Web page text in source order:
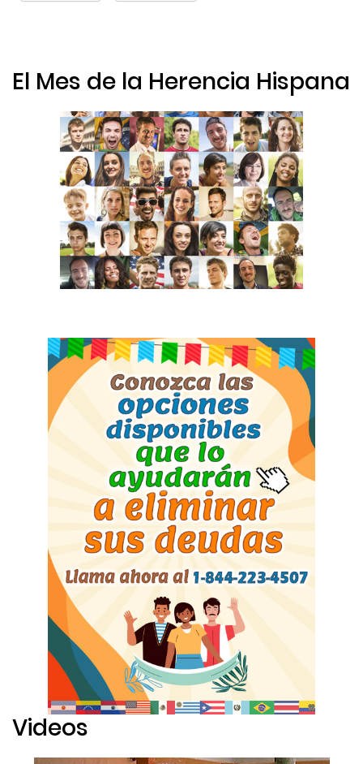
El Mes de la Herencia Hispana
Videos